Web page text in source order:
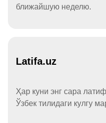
ближайшую неделю.
Latifa.uz
Ҳар куни энг сара
Ўзбек тилидаги кулгу